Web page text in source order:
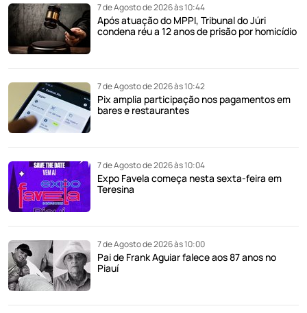
7 de Agosto de 2026 às 10:44
Após atuação do MPPI, Tribunal do Júri
condena réu a 12 anos de prisão por homicídio
7 de Agosto de 2026 às 10:42
Pix amplia participação nos pagamentos em
bares e restaurantes
7 de Agosto de 2026 às 10:04
Expo Favela começa nesta sexta-feira em
Teresina
7 de Agosto de 2026 às 10:00
Pai de Frank Aguiar falece aos 87 anos no
Piauí